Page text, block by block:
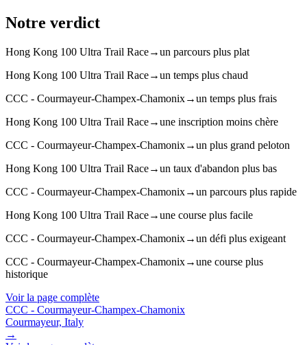
Notre verdict
Hong Kong 100 Ultra Trail Race→un parcours plus plat
Hong Kong 100 Ultra Trail Race→un temps plus chaud
CCC - Courmayeur-Champex-Chamonix→un temps plus frais
Hong Kong 100 Ultra Trail Race→une inscription moins chère
CCC - Courmayeur-Champex-Chamonix→un plus grand peloton
Hong Kong 100 Ultra Trail Race→un taux d'abandon plus bas
CCC - Courmayeur-Champex-Chamonix→un parcours plus rapide
Hong Kong 100 Ultra Trail Race→une course plus facile
CCC - Courmayeur-Champex-Chamonix→un défi plus exigeant
CCC - Courmayeur-Champex-Chamonix→une course plus
historique
Voir la page complète
CCC - Courmayeur-Champex-Chamonix
Courmayeur, Italy
→